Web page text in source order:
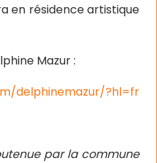
en résidence artistique
Mazur :
delphinemazur/?hl=fr
par la commune